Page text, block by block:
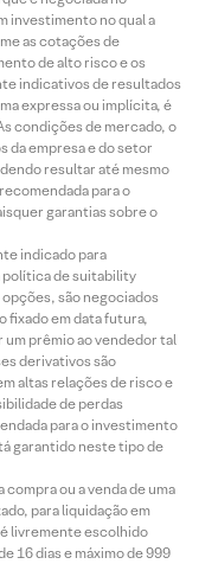
investimento no qual a
as cotações de
de alto risco e os
indicativos de resultados
expressa ou implícita, é
condições de mercado, o
da empresa e do setor
resultar até mesmo
para o
garantias sobre o
indicado para
política de suitability
são negociados
fixado em data futura,
prêmio ao vendedor tal
derivativos são
altas relações de risco e
de perdas
para o investimento
garantido neste tipo de
ou a venda de uma
para liquidação em
livremente escolhido
16 dias e máximo de 999